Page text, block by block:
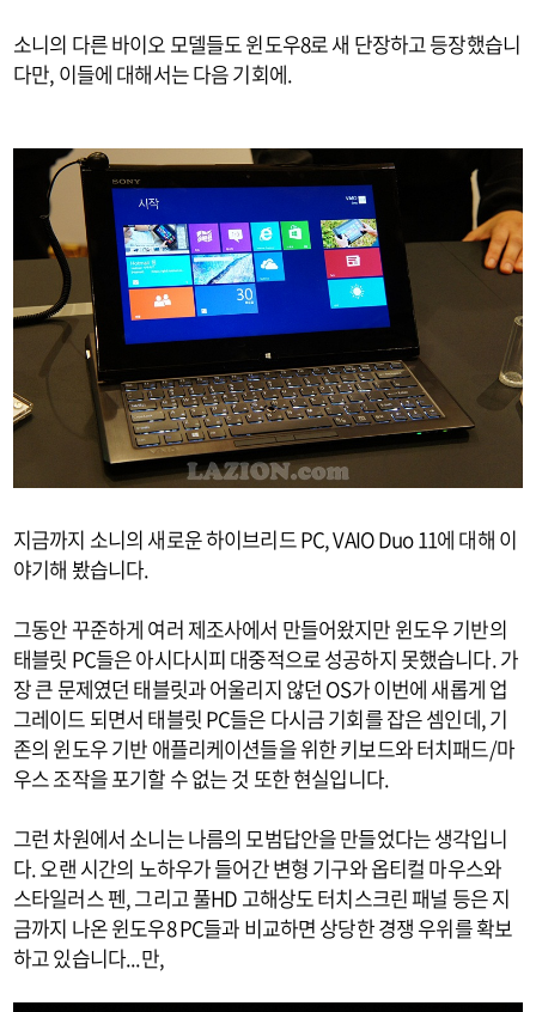
소니의 다른 바이오 모델들도 윈도우8로 새 단장하고 등장했습니
다만, 이들에 대해서는 다음 기회에.
지금까지 소니의 새로운 하이브리드 PC, VAIO Duo 11에 대해 이
야기해 봤습니다.
그동안 꾸준하게 여러 제조사에서 만들어왔지만 윈도우 기반의
태블릿 PC들은 아시다시피 대중적으로 성공하지 못했습니다. 가
장 큰 문제였던 태블릿과 어울리지 않던 OS가 이번에 새롭게 업
그레이드 되면서 태블릿 PC들은 다시금 기회를 잡은 셈인데, 기
존의 윈도우 기반 애플리케이션들을 위한 키보드와 터치패드/마
우스 조작을 포기할 수 없는 것 또한 현실입니다.
그런 차원에서 소니는 나름의 모범답안을 만들었다는 생각입니
다. 오랜 시간의 노하우가 들어간 변형 기구와 옵티컬 마우스와
스타일러스 펜, 그리고 풀HD 고해상도 터치스크린 패널 등은 지
금까지 나온 윈도우8 PC들과 비교하면 상당한 경쟁 우위를 확보
하고 있습니다...만,